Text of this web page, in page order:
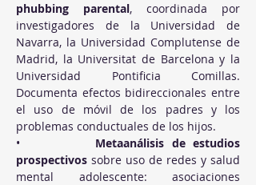
phubbing parental, coordinada por
investigadores de la Universidad de
Navarra, la Universidad Complutense de
Madrid, la Universitat de Barcelona y la
Universidad Pontificia Comillas.
Documenta efectos bidireccionales entre
el uso de móvil de los padres y los
problemas conductuales de los hijos.
• Metaanálisis de estudios
prospectivos sobre uso de redes y salud
mental adolescente: asociaciones